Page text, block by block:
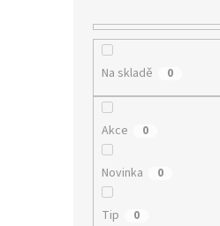
Na skladě 0
Akce 0
Novinka 0
Tip 0